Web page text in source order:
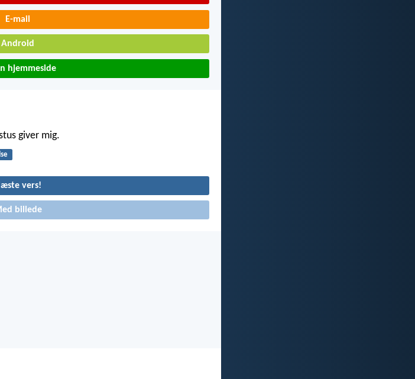
E-mail
Android
hjemmeside
giver mig.
vers!
billede